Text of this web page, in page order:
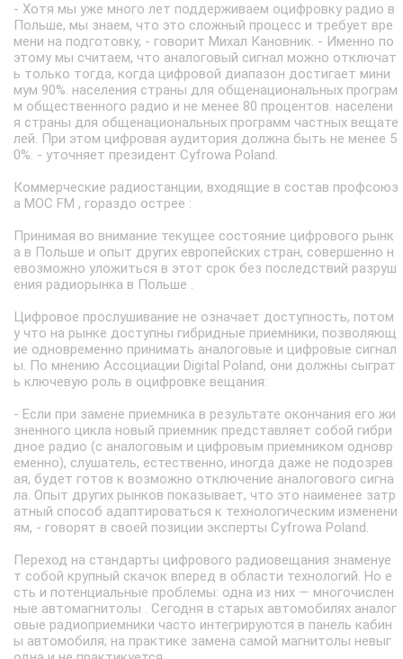
- Хотя мы уже много лет поддерживаем оцифровку радио в
Польше, мы знаем, что это сложный процесс и требует вре
мени на подготовку, - говорит Михал Кановник. - Именно по
этому мы считаем, что аналоговый сигнал можно отключат
ь только тогда, когда цифровой диапазон достигает мини
мум 90%. населения страны для общенациональных програм
м общественного радио и не менее 80 процентов. населени
я страны для общенациональных программ частных вещате
лей. При этом цифровая аудитория должна быть не менее 5
0%. - уточняет президент Cyfrowa Poland.
Коммерческие радиостанции, входящие в состав профсоюз
а MOC FM , гораздо острее :
Принимая во внимание текущее состояние цифрового рынк
а в Польше и опыт других европейских стран, совершенно н
евозможно уложиться в этот срок без последствий разруш
ения радиорынка в Польше .
Цифровое прослушивание не означает доступность, потом
у что на рынке доступны гибридные приемники, позволяющ
ие одновременно принимать аналоговые и цифровые сигнал
ы. По мнению Ассоциации Digital Poland, они должны сыграт
ь ключевую роль в оцифровке вещания:
- Если при замене приемника в результате окончания его жи
зненного цикла новый приемник представляет собой гибри
дное радио (с аналоговым и цифровым приемником одновр
еменно), слушатель, естественно, иногда даже не подозрев
ая, будет готов к возможно отключение аналогового сигна
ла. Опыт других рынков показывает, что это наименее затр
атный способ адаптироваться к технологическим изменени
ям, - говорят в своей позиции эксперты Cyfrowa Poland.
Переход на стандарты цифрового радиовещания знаменуе
т собой крупный скачок вперед в области технологий. Но е
сть и потенциальные проблемы: одна из них — многочислен
ные автомагнитолы . Сегодня в старых автомобилях аналог
овые радиоприемники часто интегрируются в панель кабин
ы автомобиля; на практике замена самой магнитолы невыг